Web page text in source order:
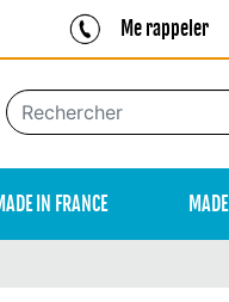
Me rappeler
IN FRANCE